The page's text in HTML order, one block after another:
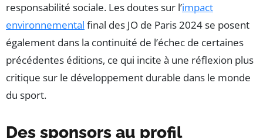
responsabilité sociale. Les doutes sur l’impact
environnemental final des JO de Paris 2024 se posent
également dans la continuité de l’échec de certaines
précédentes éditions, ce qui incite à une réflexion plus
critique sur le développement durable dans le monde
du sport.
Des sponsors au profil